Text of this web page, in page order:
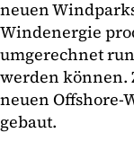
neuen
Windenergie
umgerechnet
werden können.
neuen Offshore-
gebaut.